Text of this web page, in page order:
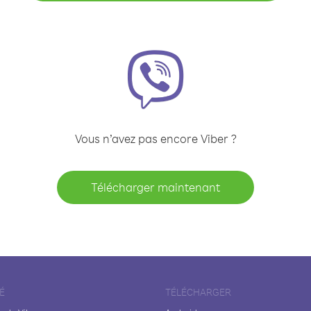
Vous n’avez pas encore Viber ?
Télécharger maintenant
TÉLÉCHARGER